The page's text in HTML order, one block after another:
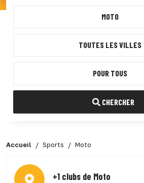
MOTO
TOUTES LES VILLES
POUR TOUS
CHERCHER
Accueil Sports Moto
+1 clubs de Moto